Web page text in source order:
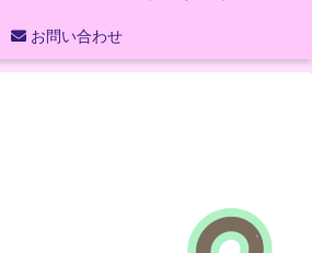
お問い合わせ